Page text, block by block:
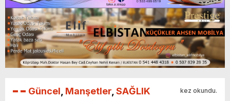
Güncel Manşetler SAĞLIK kez okundu.